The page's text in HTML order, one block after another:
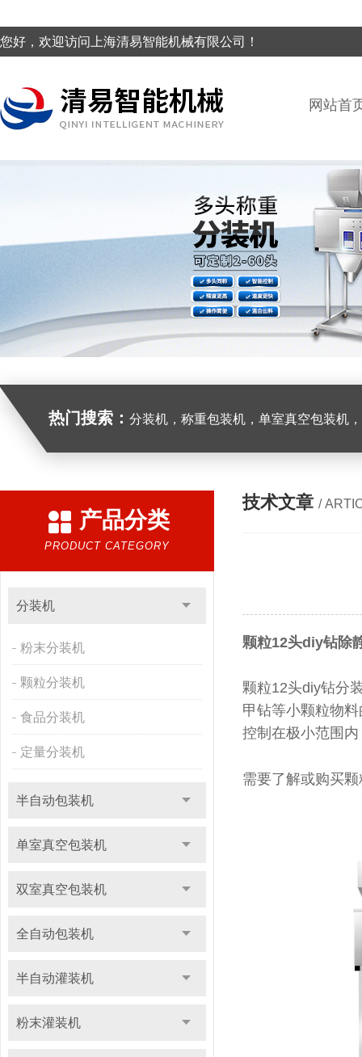
您好，欢迎访问上海清易智能机械有限公司！
网站首
热门搜索： 分装机，称重包装机，单室真空包装机，双室真
产品分类
PRODUCT CATEGORY
分装机
粉末分装机
颗粒分装机
食品分装机
定量分装机
半自动包装机
单室真空包装机
双室真空包装机
全自动包装机
半自动灌装机
粉末灌装机
技术文章 /
颗粒12头diy钻除
颗粒12头diy钻分
甲钻等小颗粒物
控制在极小范围
需要了解或购买